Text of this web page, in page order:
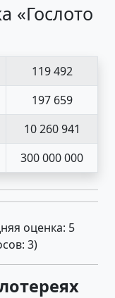
«Гослото
119 492
197 659
10 260 941
300 000 000
оценка: 5
3)